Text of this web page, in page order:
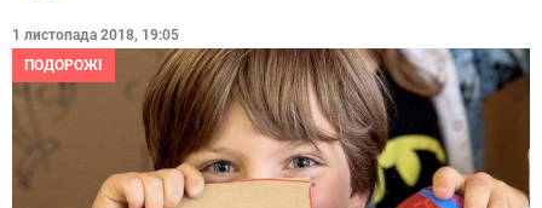
1 листопада 2018, 19:05
ПОДОРОЖІ